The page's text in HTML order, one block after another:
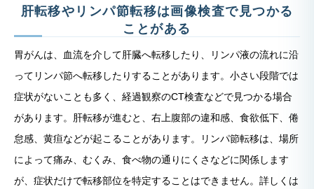
肝転移やリンパ節転移は画像検査で見つかる
ことがある
胃がんは、血流を介して肝臓へ転移したり、リンパ液の流れに沿
ってリンパ節へ転移したりすることがあります。小さい段階では
症状がないことも多く、経過観察のCT検査などで見つかる場合
があります。肝転移が進むと、右上腹部の違和感、食欲低下、倦
怠感、黄疸などが起こることがあります。リンパ節転移は、場所
によって痛み、むくみ、食べ物の通りにくさなどに関係します
が、症状だけで転移部位を特定することはできません。詳しくは